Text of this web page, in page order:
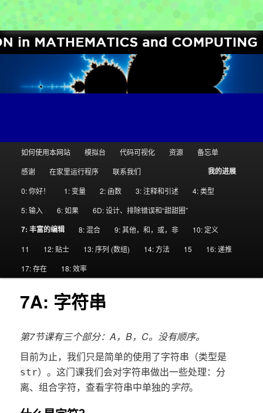
[Python for Students and Teachers]
跳
主
内
域
跳
副
内
域
如何使用本网站 模拟台 代码可视化 资源
备忘单
感谢
在家里运行程序 联系我们 我的进展
0: 你好！ 1: 变量 2: 函数 3: 注释和引述
4: 类型
5: 输入
6: 如果 6D: 设计、排除错误和“甜甜圈”
7: 丰富的编辑 8: 混合 9: 其他，和，或，非
10: 定义
11
12: 贴士 13: 序列 (数组) 14: 方法 15
16: 递推
17: 存在
18: 效率
7A: 字符串
第7节课有三个部分：A，B，C。没有顺序。
目前为止，我们只是简单的使用了字符串（类型是
str）。这门课我们会对字符串做出一些处理：分
离、组合字符，查看字符串中单独的字符。
计算机科学圈